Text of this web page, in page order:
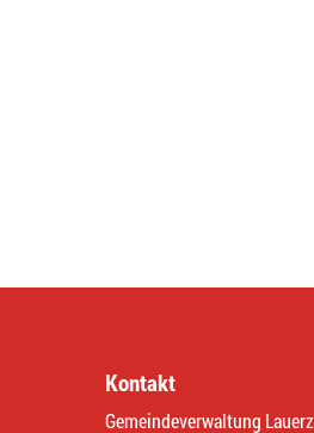
Kontakt
Gemeindeverwaltung Lauerz